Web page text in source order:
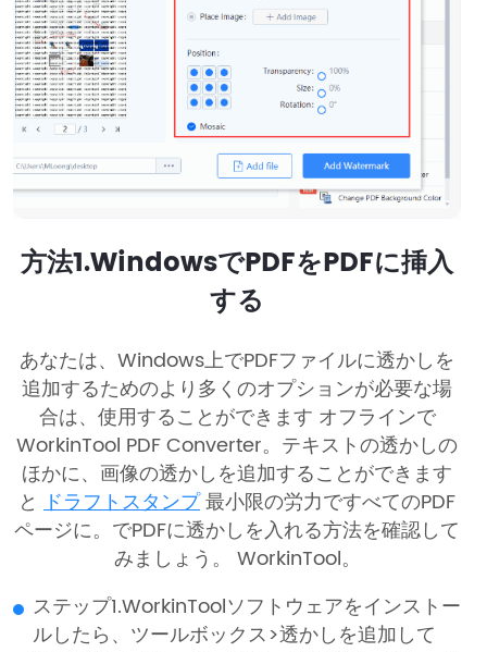
方法1.WindowsでPDFをPDFに挿入
する
あなたは、Windows上でPDFファイルに透かしを
追加するためのより多くのオプションが必要な場
合は、使用することができます オフラインで
WorkinTool PDF Converter。テキストの透かしの
ほかに、画像の透かしを追加することができます
とドラフトスタンプ最小限の労力ですべてのPDF
ページに。でPDFに透かしを入れる方法を確認して
みましょう。 WorkinTool。
ステップ1.WorkinToolソフトウェアをインストー
ルしたら、ツールボックス>透かしを追加して